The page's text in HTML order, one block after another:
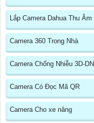
Lắp Camera Dahua Thu Âm
Camera 360 Trong Nhà
Camera Chống Nhiễu 3D-
Camera Có Đọc Mã QR
Camera Cho xe nâng